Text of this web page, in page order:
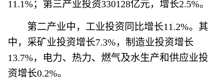
11.1%；第三产业投资330128亿元，增长2.5%。
第二产业中，工业投资同比增长11.2%。其
中，采矿业投资增长7.3%，制造业投资增长
13.7%，电力、热力、燃气及水生产和供应业投
资增长0.2%。